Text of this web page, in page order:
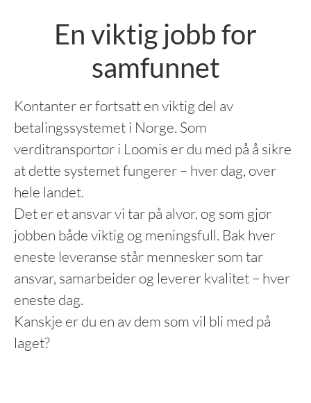
En viktig jobb for
samfunnet
Kontanter er fortsatt en viktig del av
betalingssystemet i Norge. Som
verditransportør i Loomis er du med på å sikre
at dette systemet fungerer – hver dag, over
hele landet.
Det er et ansvar vi tar på alvor, og som gjør
jobben både viktig og meningsfull. Bak hver
eneste leveranse står mennesker som tar
ansvar, samarbeider og leverer kvalitet – hver
eneste dag.
Kanskje er du en av dem som vil bli med på
laget?